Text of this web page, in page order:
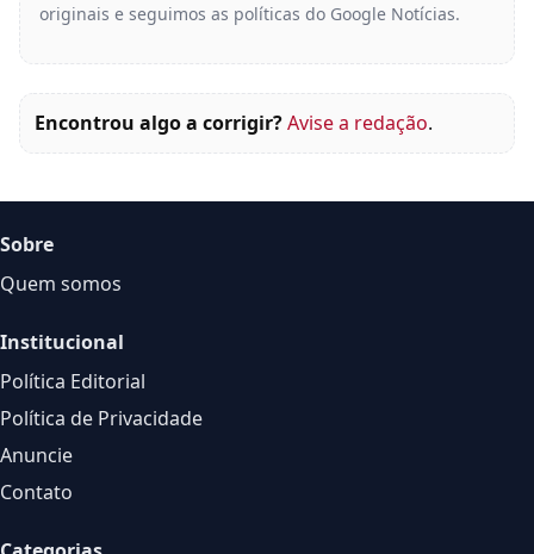
originais e seguimos as políticas do Google Notícias.
Encontrou algo a corrigir?Avise a redação.
Sobre
Quem somos
Institucional
Política Editorial
Política de Privacidade
Anuncie
Contato